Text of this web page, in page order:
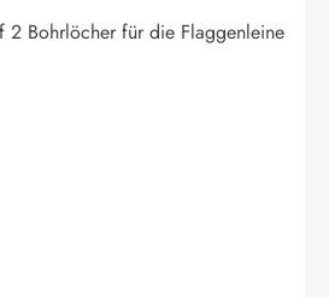
2 Bohrlöcher für die Flaggenleine